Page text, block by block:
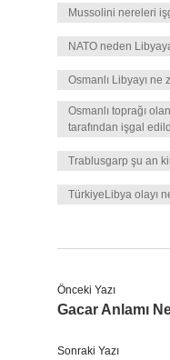
Mussolini nereleri
NATO neden
Osmanlı Libyayı ne
Osmanlı toprağı
tarafından işgal
Trablusgarp şu an
TürkiyeLibya olayı
Önceki Yazı
Gacar Anlamı
Sonraki Yazı